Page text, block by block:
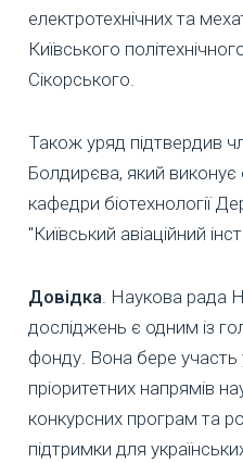
електротехнічних та
Київського
Сікорського.
Також уряд підтвердив
Болдирєва, який виконує
кафедри біотехнології
"Київський авіаційний
Довідка . Наукова рада
досліджень є одним із
фонду. Вона бере участь
пріоритетних напрямів
конкурсних програм та
підтримки для